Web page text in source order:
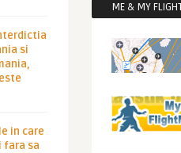
si
in care
fara sa
ME & MY